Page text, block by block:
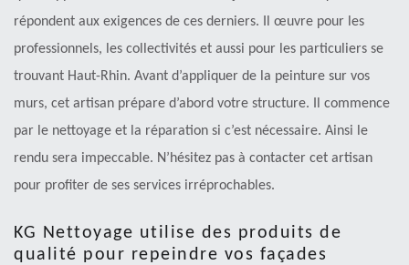
répondent aux exigences de ces derniers. Il œuvre pour les
professionnels, les collectivités et aussi pour les particuliers se
trouvant Haut-Rhin. Avant d’appliquer de la peinture sur vos
murs, cet artisan prépare d’abord votre structure. Il commence
par le nettoyage et la réparation si c’est nécessaire. Ainsi le
rendu sera impeccable. N’hésitez pas à contacter cet artisan
pour profiter de ses services irréprochables.
KG Nettoyage utilise des produits de
qualité pour repeindre vos façades